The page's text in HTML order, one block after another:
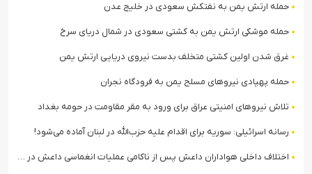
حمله ارتش یمن به نفتکش سعودی در خلیج عدن
حمله موشکی ارتش یمن به کشتی سعودی در شمال دریای سرخ
غرق شدن اولین کشتی متخلف بدست نیروی دریایی ارتش یمن
حمله پهپادی نیروهای مسلح یمن به فرودگاه نجران
تلاش نیروهای امنیتی عراق برای ورود به مقر مقاومت در حومه بغداد
رسانه اسرائیلی: سوریه برای اقدام علیه حزب‌الله در لبنان آماده می‌شود!
اختلاف داخلی هواداران داعش پس از ناکامی عملیات انغماسی داعش در رقه